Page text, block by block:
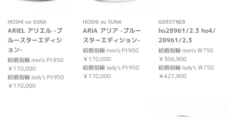
HOSHI no SUNA
ARIEL アリエル -ブ
ルースターエディシ
ョン-
結婚指輪 men's Pt950
￥170,000
結婚指輪 lady's Pt950
￥170,000
HOSHI no SUNA
ARIA アリア -ブルー
スターエディション-
結婚指輪 men's Pt950
￥170,000
結婚指輪 lady's Pt950
￥170,000
GERSTNER
ho28961/2.3 ho4/
28961/2.3
結婚指輪 men's W750
￥306,900
結婚指輪 lady's W750
￥427,900